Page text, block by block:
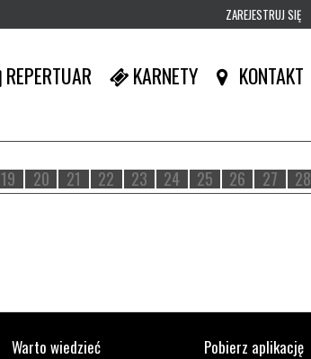
ZAREJESTRUJ SIĘ
REPERTUAR KARNETY KONTAKT
19 20 21 22 23 24 25 26 27 28
Warto wiedzieć Pobierz aplikację